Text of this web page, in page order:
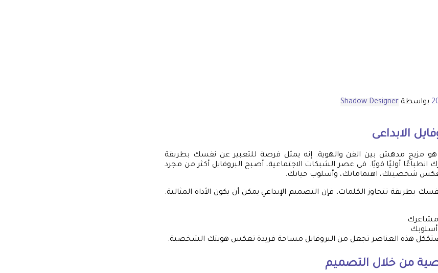
بواسطة Shadow Designer
الابداعى
هو مزيج مدهش بين الفن والهوية. إنه يمثل فرصة للتعبير عن نفسك بطريقة
انطباعًا أوليًا قويًا. في عصر الشبكات الاجتماعية، أصبح البروفايل أكثر من مجرد
شخصيتك، اهتماماتك، وأسلوب حياتك.
بطريقة تتجاوز الكلمات، فإن التصميم الإبداعي يمكن أن يكون الأداة المثالية.
مشاعرك
أسلوبك
هذه العناصر تجعل من البروفايل مساحة فريدة تعكس هويتك الشخصية.
من خلال التصميم